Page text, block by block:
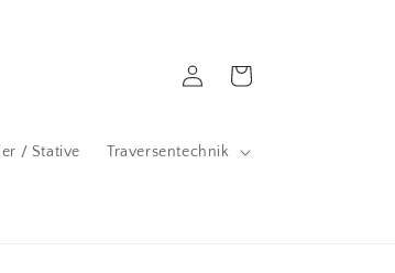
/ Stative Traversentechnik
EinloggenWarenkorb